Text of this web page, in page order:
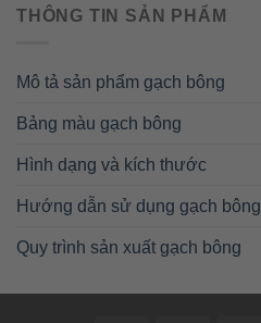
THÔNG TIN SẢN PHẨM
Mô tả sản phẩm gạch bông
Bảng màu gạch bông
Hình dạng và kích thước
Hướng dẫn sử dụng gạch bông
Quy trình sản xuất gạch bông